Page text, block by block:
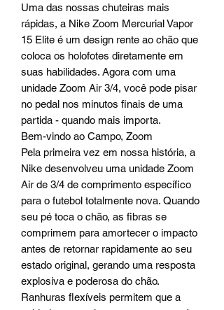
Uma das nossas chuteiras mais
rápidas, a Nike Zoom Mercurial Vapor
15 Elite é um design rente ao chão que
coloca os holofotes diretamente em
suas habilidades. Agora com uma
unidade Zoom Air 3/4, você pode pisar
no pedal nos minutos finais de uma
partida - quando mais importa.
Bem-vindo ao Campo, Zoom
Pela primeira vez em nossa história, a
Nike desenvolveu uma unidade Zoom
Air de 3/4 de comprimento específico
para o futebol totalmente nova. Quando
seu pé toca o chão, as fibras se
comprimem para amortecer o impacto
antes de retornar rapidamente ao seu
estado original, gerando uma resposta
explosiva e poderosa do chão.
Ranhuras flexíveis permitem que a